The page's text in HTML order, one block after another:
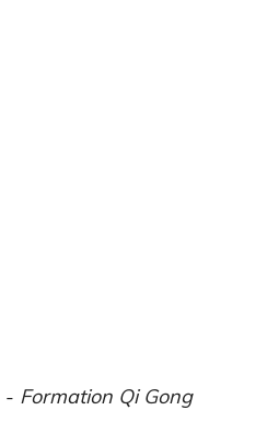
- Formation Qi Gong